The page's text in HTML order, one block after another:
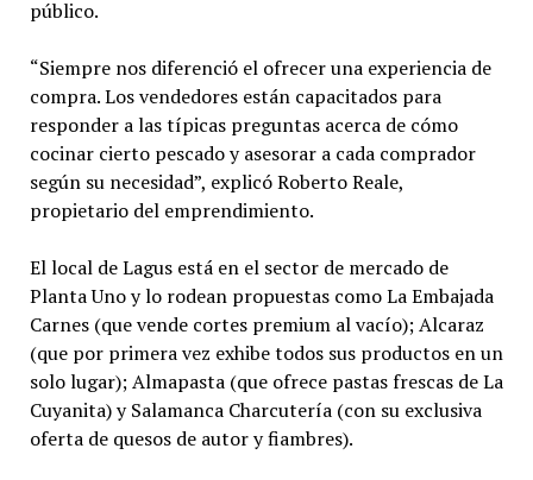
público.
“Siempre nos diferenció el ofrecer una experiencia de
compra. Los vendedores están capacitados para
responder a las típicas preguntas acerca de cómo
cocinar cierto pescado y asesorar a cada comprador
según su necesidad”, explicó Roberto Reale,
propietario del emprendimiento.
El local de Lagus está en el sector de mercado de
Planta Uno y lo rodean propuestas como La Embajada
Carnes (que vende cortes premium al vacío); Alcaraz
(que por primera vez exhibe todos sus productos en un
solo lugar); Almapasta (que ofrece pastas frescas de La
Cuyanita) y Salamanca Charcutería (con su exclusiva
oferta de quesos de autor y fiambres).